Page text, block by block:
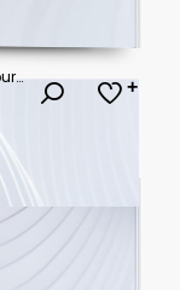
A minimalist illustration featuring a single purple wave line, perfect for adding a touch of elegance to your design.